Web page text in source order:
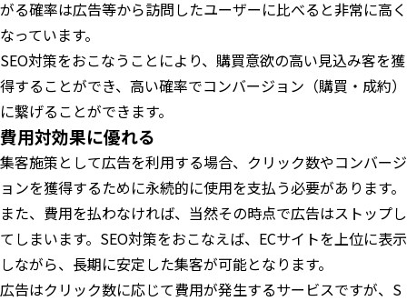
がる確率は広告等から訪問したユーザーに比べると非常に高く
なっています。
SEO対策をおこなうことにより、購買意欲の高い見込み客を獲
得することができ、高い確率でコンバージョン（購買・成約）
に繋げることができます。
費用対効果に優れる
集客施策として広告を利用する場合、クリック数やコンバージ
ョンを獲得するために永続的に使用を支払う必要があります。
また、費用を払わなければ、当然その時点で広告はストップし
てしまいます。SEO対策をおこなえば、ECサイトを上位に表示
しながら、長期に安定した集客が可能となります。
広告はクリック数に応じて費用が発生するサービスですが、S